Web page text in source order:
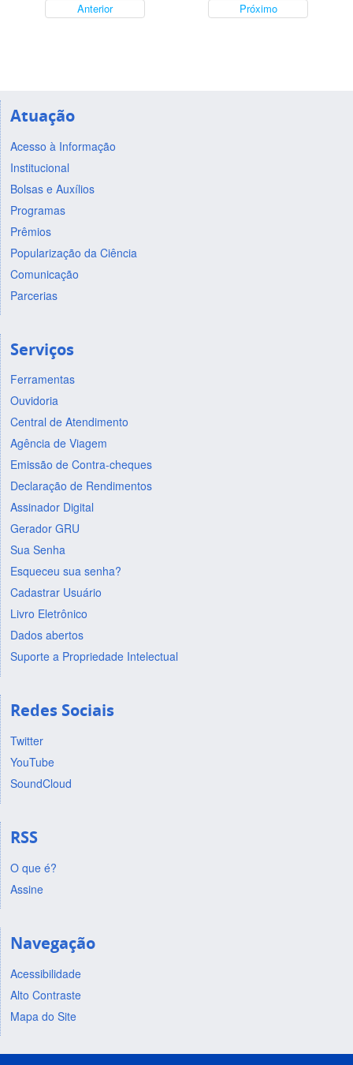
Anterior Próximo
Atuação
Acesso à Informação
Institucional
Bolsas e Auxílios
Programas
Prêmios
Popularização da Ciência
Comunicação
Parcerias
Serviços
Ferramentas
Ouvidoria
Central de Atendimento
Agência de Viagem
Emissão de Contra-cheques
Declaração de Rendimentos
Assinador Digital
Gerador GRU
Sua Senha
Esqueceu sua senha?
Cadastrar Usuário
Livro Eletrônico
Dados abertos
Suporte a Propriedade Intelectual
Redes Sociais
Twitter
YouTube
SoundCloud
RSS
O que é?
Assine
Navegação
Acessibilidade
Alto Contraste
Mapa do Site